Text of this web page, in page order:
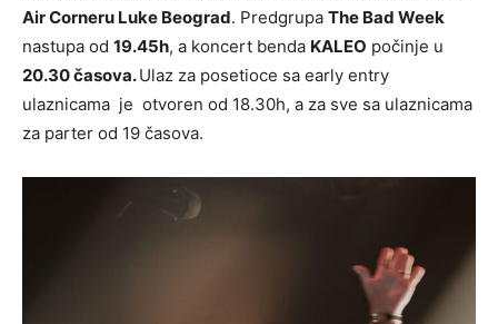
Air Corneru Luke Beograd. Predgrupa The Bad Week
nastupa od 19.45h, a koncert benda KALEO počinje u
20.30 časova.Ulaz za posetioce sa early entry
ulaznicama je otvoren od 18.30h, a za sve sa ulaznicama
za parter od 19 časova.